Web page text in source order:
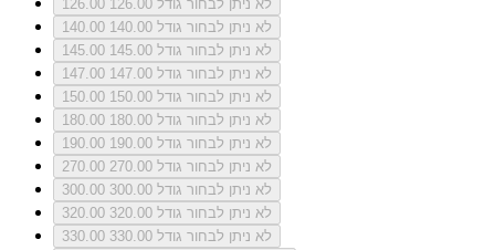
126.00
לא ניתן לבחור גודל 126.00
140.00
לא ניתן לבחור גודל 140.00
145.00
לא ניתן לבחור גודל 145.00
147.00
לא ניתן לבחור גודל 147.00
150.00
לא ניתן לבחור גודל 150.00
180.00
לא ניתן לבחור גודל 180.00
190.00
לא ניתן לבחור גודל 190.00
270.00
לא ניתן לבחור גודל 270.00
300.00
לא ניתן לבחור גודל 300.00
320.00
לא ניתן לבחור גודל 320.00
330.00
לא ניתן לבחור גודל 330.00